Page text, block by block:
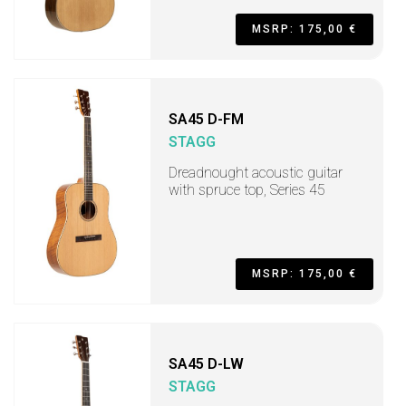
MSRP: 175,00 €
SA45 D-FM
STAGG
Dreadnought acoustic guitar
with spruce top, Series 45
MSRP: 175,00 €
SA45 D-LW
STAGG